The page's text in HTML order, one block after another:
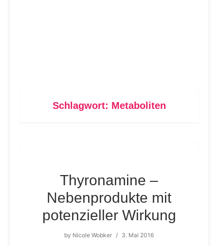
Schlagwort: Metaboliten
Thyronamine –
Nebenprodukte mit
potenzieller Wirkung
by Nicole Wobker / 3. Mai 2016